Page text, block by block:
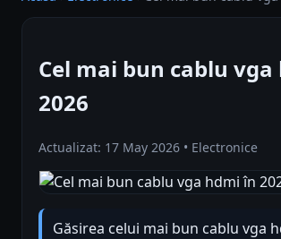
Cel mai bun cablu
2026
Actualizat: 17 May 2026 • Electronice
Găsirea celui mai bun cablu vga